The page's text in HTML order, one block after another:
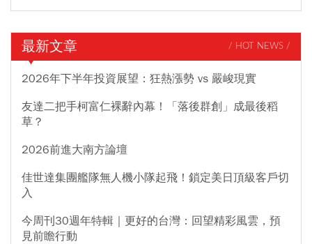
最新文章 / HOT NEWS /
2026年下半年投資展望：狂熱漲勢 vs 嚴峻現實
友達二把手柯富仁裸辭內幕！「落後群創」成最後稻
草？
2026前進大南方論壇
佳世達集團艦隊無人機小隊起飛！鎖定美日頂級客戶切
入
今周刊30週年特輯｜更好的台灣：回望精彩風雲，預
見前瞻行動